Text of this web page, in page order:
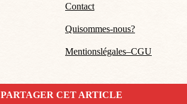
Contact
Qui sommes-nous ?
Mentions légales – CGU
PARTAGER CET ARTICLE